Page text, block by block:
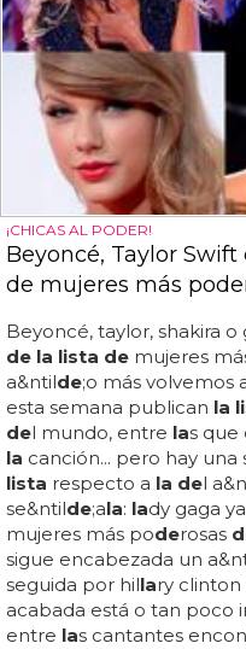
¡CHICAS AL PODER!
Beyoncé, Taylor
de mujeres más
Beyoncé, taylor, shakira o
de la lista de mujeres
a&ntilde;o más volvemos
esta semana publican la
del mundo, entre las que
la canción... pero hay una
lista respecto a la del
se&ntilde;ala: lady gaga
mujeres más poderosas
sigue encabezada un
seguida por hillary clinton
acabada está o tan poco
entre las cantantes